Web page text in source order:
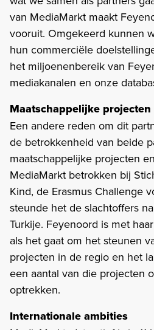
van MediaMarkt maakt
vooruit. Omgekeerd kunnen
hun commerciële
het miljoenenbereik van
mediakanalen en onze
Maatschappelijke projecten
Een andere reden om dit
de betrokkenheid van beide
maatschappelijke projecten
MediaMarkt betrokken bij
Kind, de Erasmus Challenge
steunde het de slachtoffers
Turkije. Feyenoord is met
als het gaat om het steunen
projecten in de regio en het
een aantal van die projecten
optrekken.
Internationale ambities